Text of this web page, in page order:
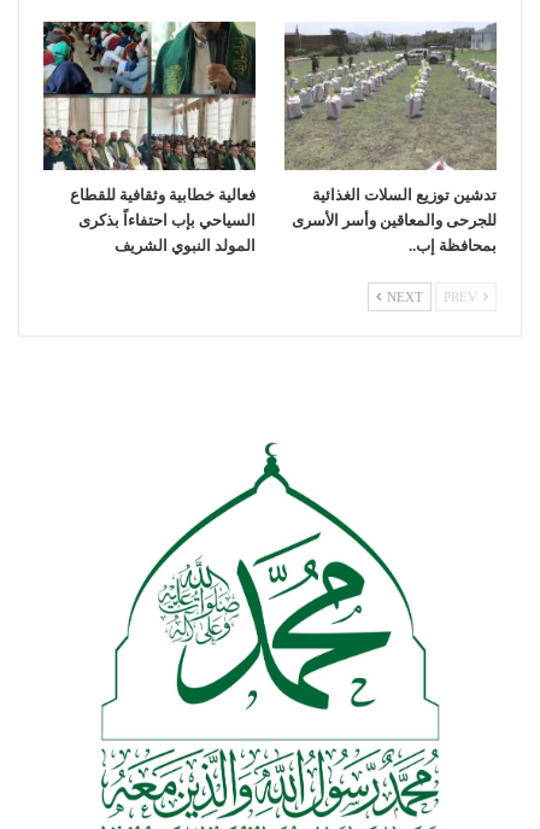
تدشين توزيع السلات الغذائية
للجرحى والمعاقين وأسر الأسرى
بمحافظة إب..
فعالية خطابية وثقافية للقطاع
السياحي بإب احتفاءاً بذكرى
المولد النبوي الشريف
NEXT